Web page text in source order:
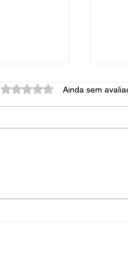
Avaliado com 0 de 5
Ainda sem